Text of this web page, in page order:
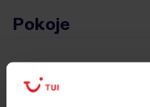
Pokoje
Wyżywienie